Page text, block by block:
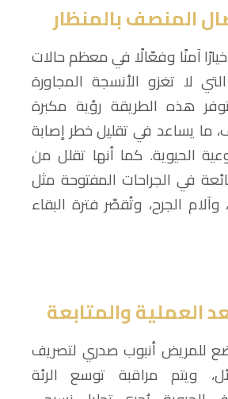
المنصف بالمنظار
تُعد تقنية VATS خيارًا آمنًا وفعّالًا في معظم حالات
لا تغزو الأنسجة المجاورة
هذه الطريقة رؤية مكبرة
ما يساعد في تقليل خطر إصابة
الحيوية. كما أنها تقلل من
في الجراحات المفتوحة مثل
الجرح، وتُقصّر فترة البقاء
العملية والمتابعة
للمريض أنبوب صدري لتصريف
ويتم مراقبة توسع الرئة